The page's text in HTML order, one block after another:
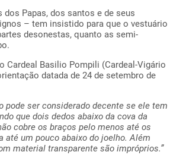
dos Papas, dos santos e de seus
– tem insistido para que o vestuário
desonestas, quanto as semi-
Cardeal Basilio Pompili (Cardeal-Vigário
datada de 24 de setembro de
pode ser considerado decente se ele tem
que dois dedos abaixo da cova da
cobre os braços pelo menos até os
até um pouco abaixo do joelho. Além
material transparente são impróprios.”